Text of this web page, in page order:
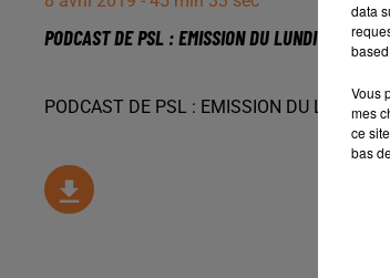
PODCAST DE PSL : EMISSION DU LUNDI 8 AVRIL
PODCAST DE PSL : EMISSION DU LUNDI 8
data
Vous
mes
ce
bas